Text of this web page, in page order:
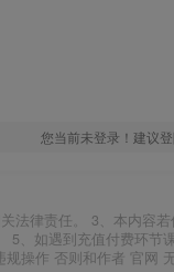
您当前未登录！建议
法律责任。 3、本内容
5、如遇到充值付费环节
操作 否则和作者 官网